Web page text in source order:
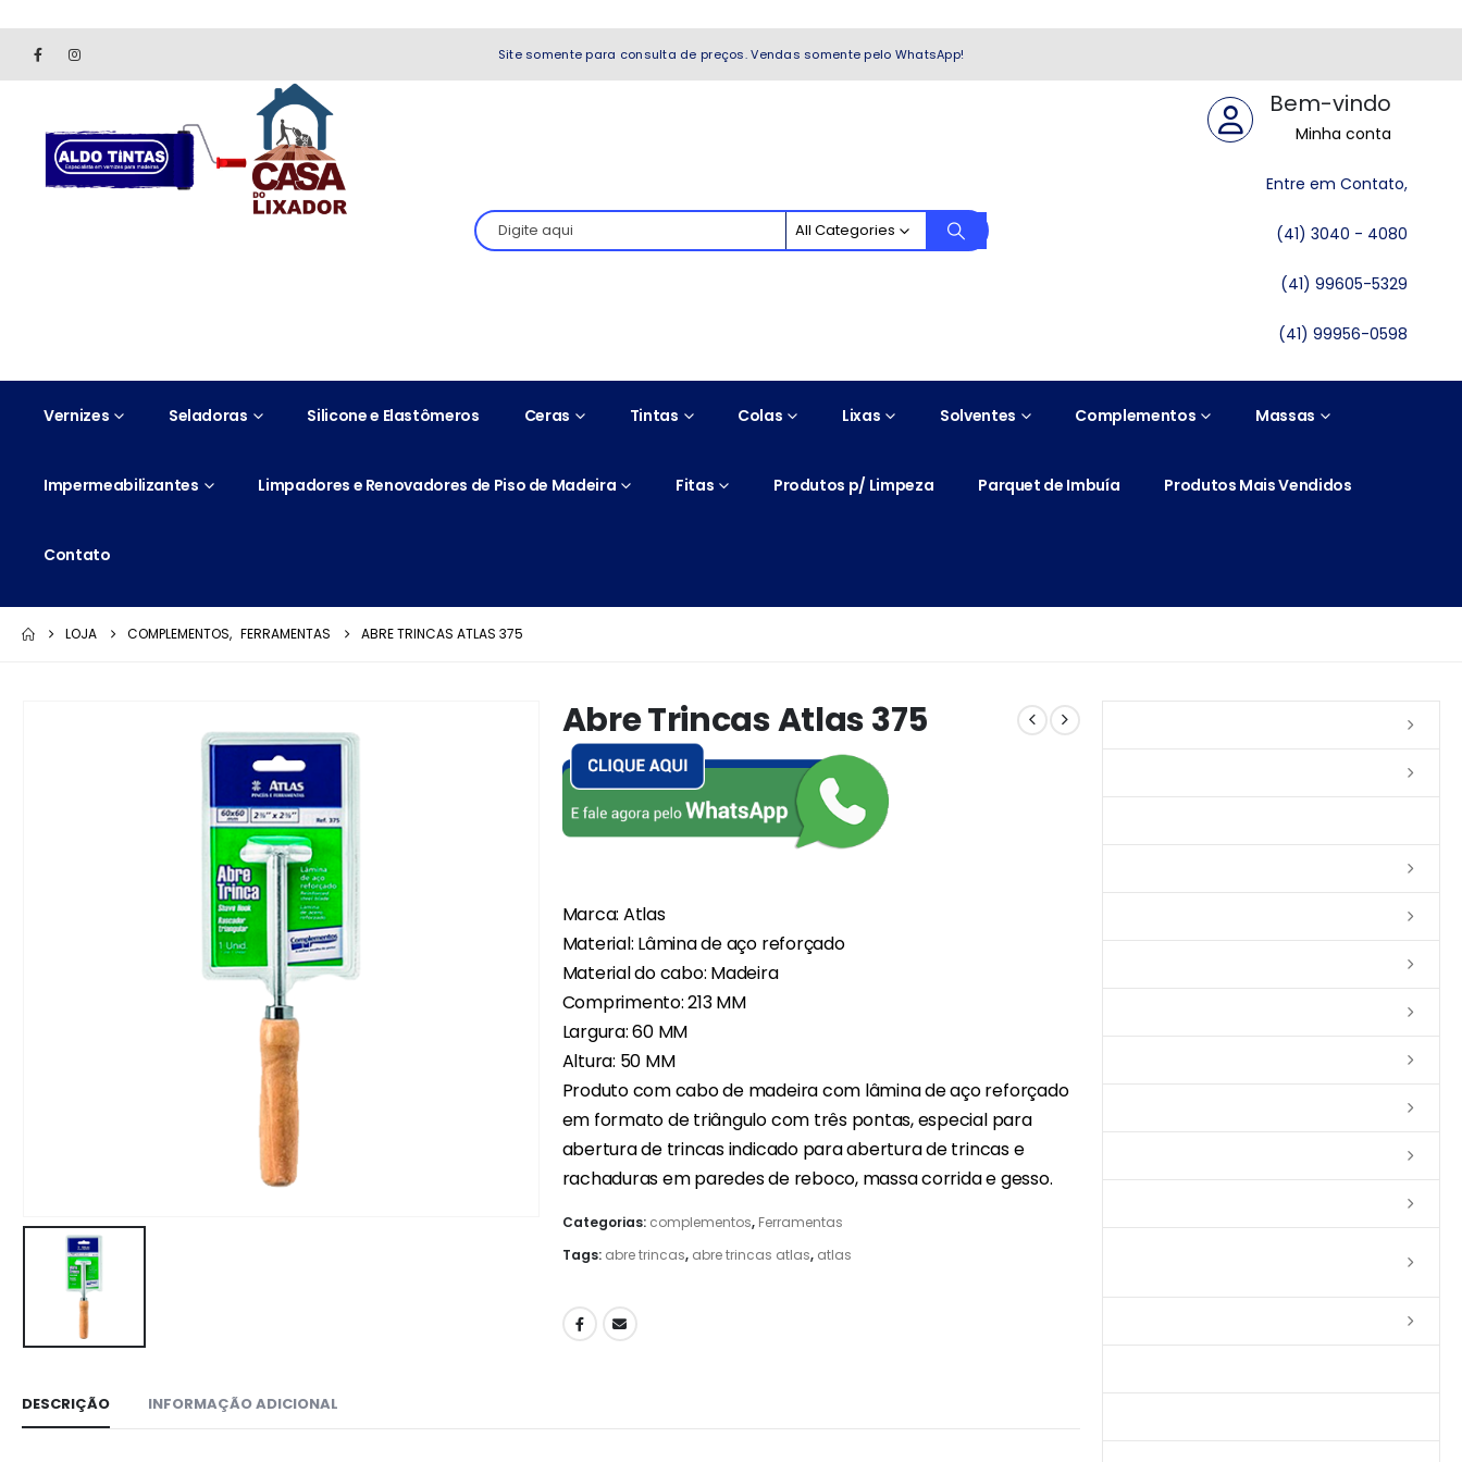
Site somente para consulta de preços. Vendas somente pelo WhatsApp!
All Categories
Bem-vindo
Minha conta
Entre em Contato,
(41) 3040 - 4080
(41) 99605-5329
(41) 99956-0598
Vernizes Seladoras Silicone e Elastômeros Ceras Tintas Colas Lixas Solventes Complementos Massas
Impermeabilizantes Limpadores e Renovadores de Piso de Madeira Fitas Produtos p/ Limpeza Parquet de Imbuía Produtos Mais Vendidos
Contato
LOJA COMPLEMENTOS, FERRAMENTAS ABRE TRINCAS ATLAS 375
Abre Trincas Atlas 375
Marca: Atlas
Material: Lâmina de aço reforçado
Material do cabo: Madeira
Comprimento: 213 MM
Largura: 60 MM
Altura: 50 MM
Produto com cabo de madeira com lâmina de aço reforçado
em formato de triângulo com três pontas, especial para
abertura de trincas indicado para abertura de trincas e
rachaduras em paredes de reboco, massa corrida e gesso.
Categorias: complementos, Ferramentas
Tags: abre trincas, abre trincas atlas, atlas
DESCRIÇÃO INFORMAÇÃO ADICIONAL